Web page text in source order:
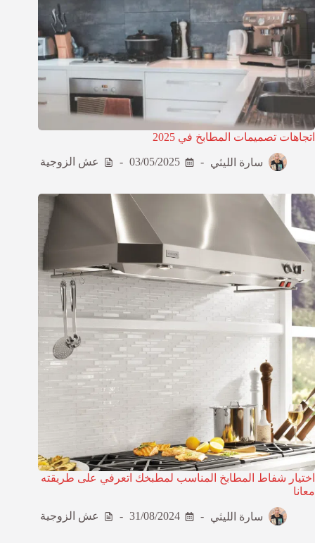
اتجاهات تصميمات المطابخ في 2025
سارة الليثي 03/05/2025 عش الزوجية
اختيار شفاط المطابخ المناسب لمطبخك اتعرفي على طريقته
معانا
سارة الليثي 31/08/2024 عش الزوجية